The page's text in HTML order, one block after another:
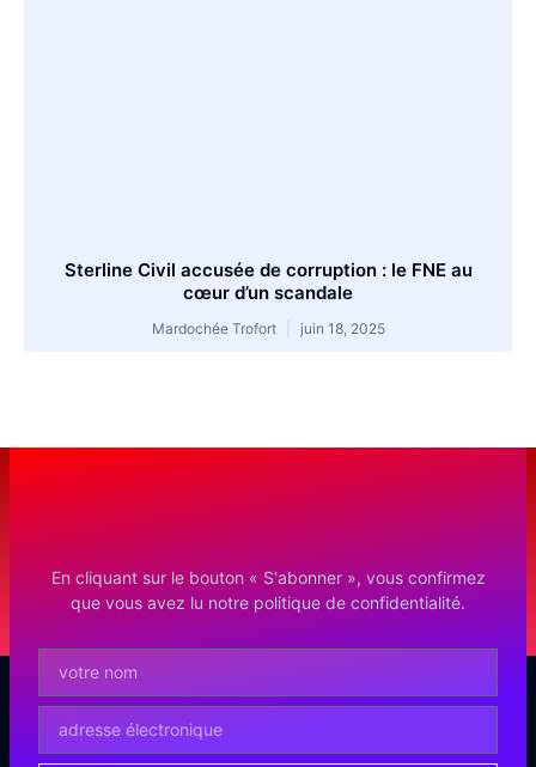
Sterline Civil accusée de corruption : le FNE au
cœur d’un scandale
Mardochée Trofort juin 18, 2025
En cliquant sur le bouton « S'abonner », vous confirmez
que vous avez lu notre politique de confidentialité.